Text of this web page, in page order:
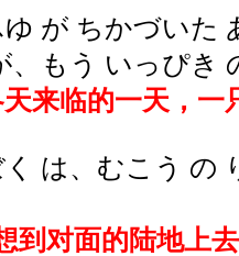
が ちかづいた
、もう いっぴき
来临的一天，一
く は、むこう の
到对面的陆地上